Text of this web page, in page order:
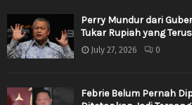
Perry Mundur dari
Tukar Rupiah yang
July 27, 2026 0
Febrie Belum Pernah